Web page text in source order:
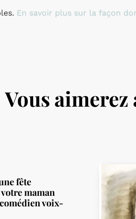
En savoir plus sur la façon
Vous aimerez
fête
maman
voix-